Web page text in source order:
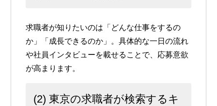
求職者が知りたいのは「どんな仕事をするの
か」「成長できるのか」。具体的な一日の流れ
や社員インタビューを載せることで、応募意欲
が高まります。
(2) 東京の求職者が検索するキ